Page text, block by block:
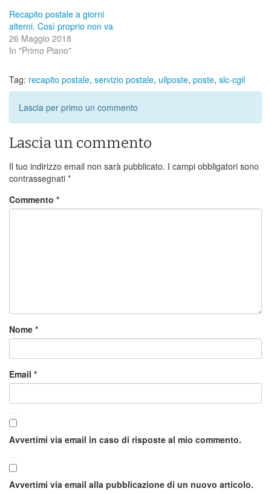
Recapito postale a giorni
alterni. Così proprio non va
26 Maggio 2018
In "Primo Piano"
Tag: recapito postale, servizio postale, uilposte, poste, slc-cgil
Lascia per primo un commento
Lascia un commento
Il tuo indirizzo email non sarà pubblicato. I campi obbligatori sono
contrassegnati *
Commento *
Nome *
Email *
Avvertimi via email in caso di risposte al mio commento.
Avvertimi via email alla pubblicazione di un nuovo articolo.